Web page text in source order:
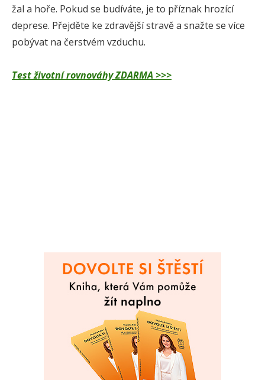
žal a hoře. Pokud se budíváte, je to příznak hrozící
deprese. Přejděte ke zdravější stravě a snažte se více
pobývat na čerstvém vzduchu.
Test životní rovnováhy ZDARMA >>>